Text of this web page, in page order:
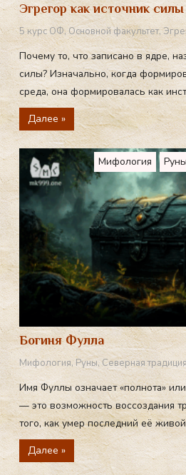
Эгрегор как источник силы
5 курс ОФ,Основной факультет,
Почему то, что записано в ядре,
силы? Изначально, когда
среда, она формировалась как
Далее »
Мифология Руны
Богиня Фулла
Мифология,Руны,Северная
Имя Фуллы означает «полнота»
— это возможность воссоздания
того, как умер последний её живой
Далее »